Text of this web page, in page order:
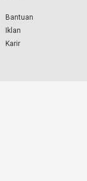
Bantuan
Iklan
Karir